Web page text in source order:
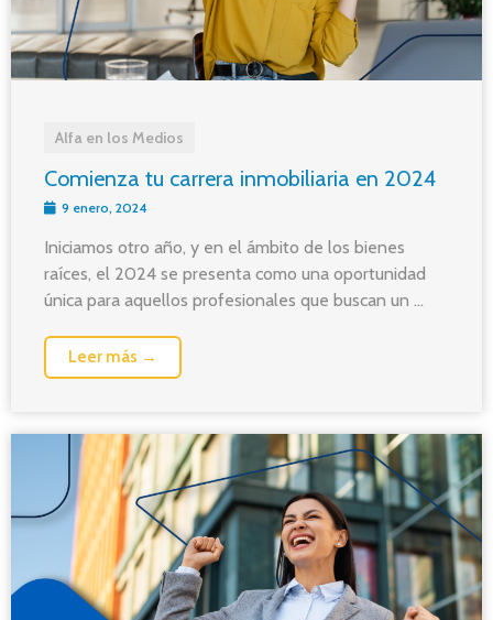
Alfa en los Medios
Comienza tu carrera inmobiliaria en 2024
9 enero, 2024
Iniciamos otro año, y en el ámbito de los bienes
raíces, el 2024 se presenta como una oportunidad
única para aquellos profesionales que buscan un ...
Leer más →